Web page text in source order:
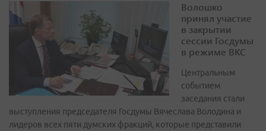
Волошко
принял участие
в закрытии
сессии Госдумы
в режиме ВКС
Центральным
событием
заседания стали
выступления председателя Госдумы Вячеслава Володина и
лидеров всех пяти думских фракций, которые представили